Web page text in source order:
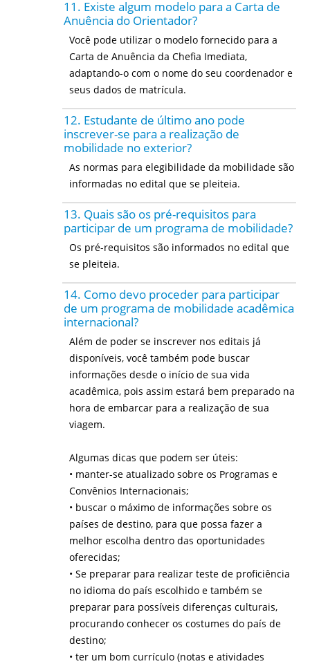
11. Existe algum modelo para a Carta de
Anuência do Orientador?
Você pode utilizar o modelo fornecido para a
Carta de Anuência da Chefia Imediata,
adaptando-o com o nome do seu coordenador e
seus dados de matrícula.
12. Estudante de último ano pode
inscrever-se para a realização de
mobilidade no exterior?
As normas para elegibilidade da mobilidade são
informadas no edital que se pleiteia.
13. Quais são os pré-requisitos para
participar de um programa de mobilidade?
Os pré-requisitos são informados no edital que
se pleiteia.
14. Como devo proceder para participar
de um programa de mobilidade acadêmica
internacional?
Além de poder se inscrever nos editais já
disponíveis, você também pode buscar
informações desde o início de sua vida
acadêmica, pois assim estará bem preparado na
hora de embarcar para a realização de sua
viagem.
Algumas dicas que podem ser úteis:
• manter-se atualizado sobre os Programas e
Convênios Internacionais;
• buscar o máximo de informações sobre os
países de destino, para que possa fazer a
melhor escolha dentro das oportunidades
oferecidas;
• Se preparar para realizar teste de proficiência
no idioma do país escolhido e também se
preparar para possíveis diferenças culturais,
procurando conhecer os costumes do país de
destino;
• ter um bom currículo (notas e atividades